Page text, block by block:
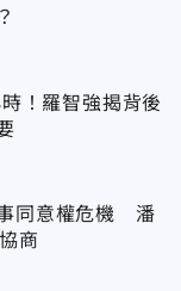
！羅智強揭背後
同意權危機 潘
商